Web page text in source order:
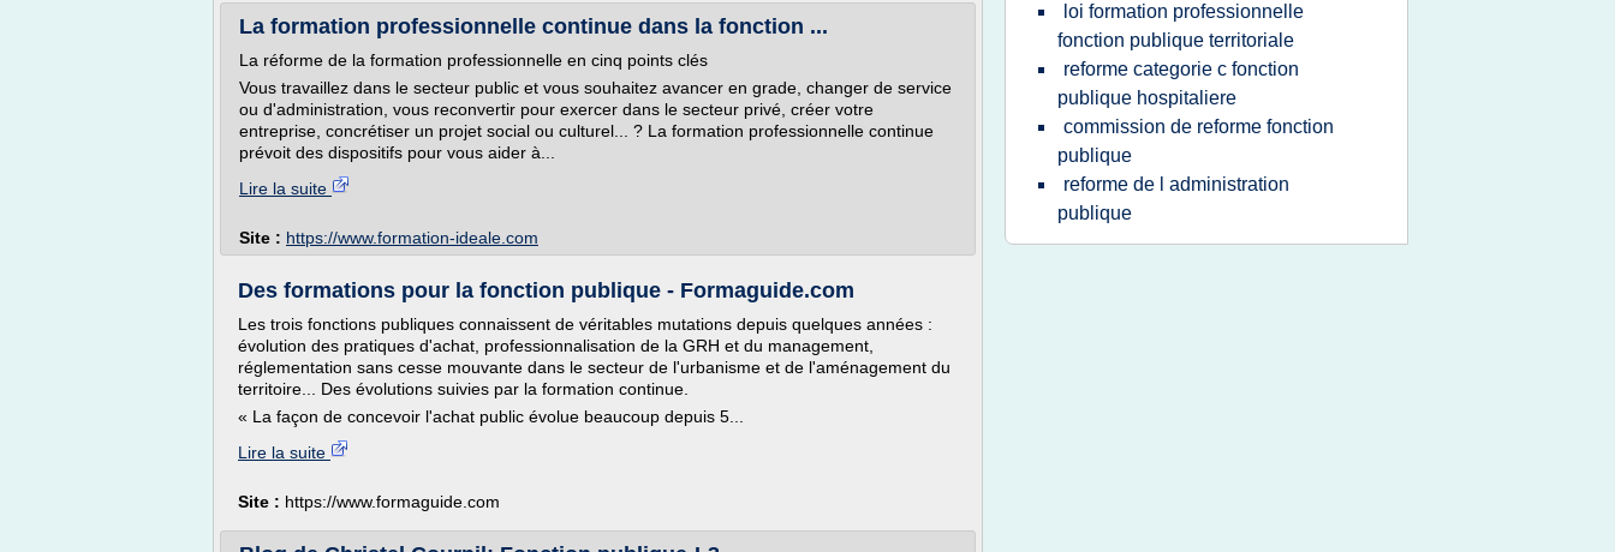
La formation professionnelle continue dans la fonction ...
La réforme de la formation professionnelle en cinq points clés
Vous travaillez dans le secteur public et vous souhaitez avancer en grade, changer de service
ou d'administration, vous reconvertir pour exercer dans le secteur privé, créer votre
entreprise, concrétiser un projet social ou culturel... ? La formation professionnelle continue
prévoit des dispositifs pour vous aider à...
Lire la suite
Site : https://www.formation-ideale.com
Des formations pour la fonction publique - Formaguide.com
Les trois fonctions publiques connaissent de véritables mutations depuis quelques années :
évolution des pratiques d'achat, professionnalisation de la GRH et du management,
réglementation sans cesse mouvante dans le secteur de l'urbanisme et de l'aménagement du
territoire... Des évolutions suivies par la formation continue.
« La façon de concevoir l'achat public évolue beaucoup depuis 5...
Lire la suite
Site : https://www.formaguide.com
loi formation professionnelle
fonction publique territoriale
reforme categorie c fonction
publique hospitaliere
commission de reforme fonction
publique
reforme de l administration
publique